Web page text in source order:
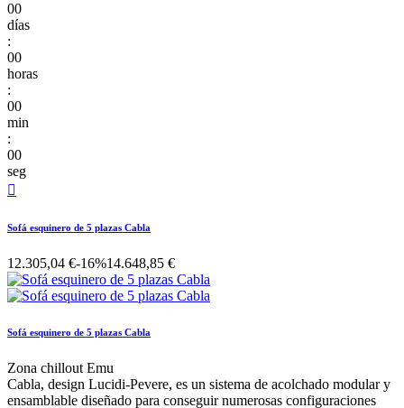
00
días
:
00
horas
:
00
min
:
00
seg

Sofá esquinero de 5 plazas Cabla
12.305,04 €-16%14.648,85 €
Sofá esquinero de 5 plazas Cabla
Zona chillout Emu
Cabla, design Lucidi-Pevere, es un sistema de acolchado modular y
ensamblable diseñado para conseguir numerosas configuraciones